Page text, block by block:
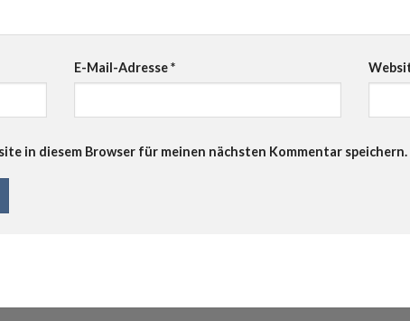
E-Mail-Adresse*
in diesem Browser für meinen nächsten Kommentar speichern.